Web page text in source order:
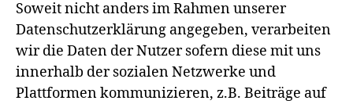
Soweit nicht anders im Rahmen unserer
Datenschutzerklärung angegeben, verarbeiten
wir die Daten der Nutzer sofern diese mit uns
innerhalb der sozialen Netzwerke und
Plattformen kommunizieren, z.B. Beiträge auf